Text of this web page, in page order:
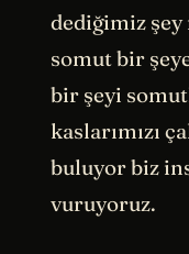
dediğimiz şey
somut bir
bir şeyi
kaslarımızı
buluyor biz
vuruyoruz.